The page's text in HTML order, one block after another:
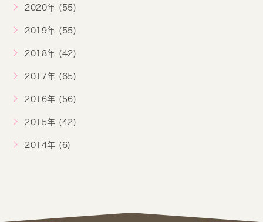
2020年 (55)
2019年 (55)
2018年 (42)
2017年 (65)
2016年 (56)
2015年 (42)
2014年 (6)